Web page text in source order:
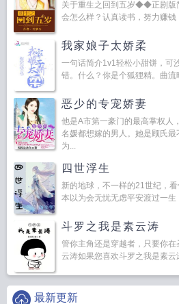
关于重生之回到五岁◆◆正剧版
会怎么样？认真读书，努力赚
我家娘子太娇柔
一句话简介1v1轻松小甜饼，可
错。什么？你是个狐狸精。曲流
恶少的专宠娇妻
他是A市第一豪门的最高掌权人
名媛都想嫁的男人。她是顾氏
为...
四世浮生
新的地球，不一样的21世纪，
本以为会无忧无虑平安渡过一
斗罗之我是素云涛
管你主角还是穿越者，只要你
云涛如果您喜欢斗罗之我是素
最新更新